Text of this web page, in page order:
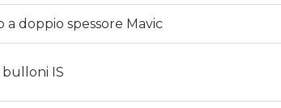
a doppio spessore Mavic
bulloni IS